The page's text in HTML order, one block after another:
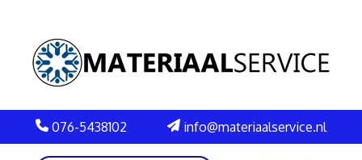
076-5438102 info@materiaalservice.nl